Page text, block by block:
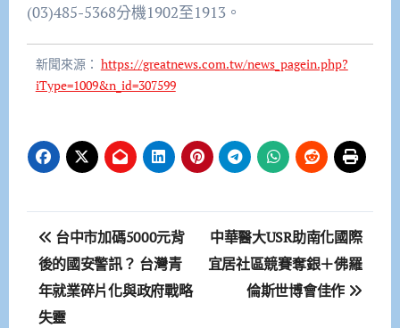
(03)485-5368分機1902至1913。
新聞來源： https://greatnews.com.tw/news_pagein.php?
iType=1009&n_id=307599
文
章
導
台中市加碼5000元背
後的國安警訊？ 台灣青
年就業碎片化與政府戰略
失靈
中華醫大USR助南化國際
宜居社區競賽奪銀＋佛羅
倫斯世博會佳作